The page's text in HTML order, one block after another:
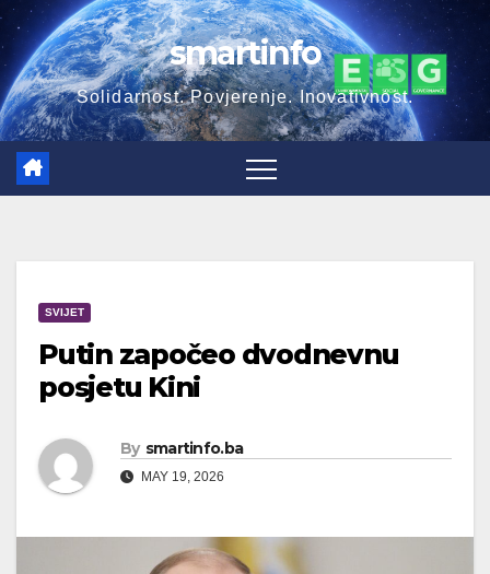
Skip
to
content
smartinfo
Solidarnost. Povjerenje. Inovativnost.
SVIJET
Putin započeo dvodnevnu
posjetu Kini
By smartinfo.ba
MAY 19, 2026